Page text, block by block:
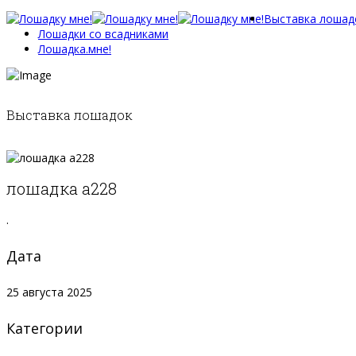
Выставка
Лошадки со всадниками
Лошадка.мне!
Выставка лошадок
лошадка а228
.
Дата
25 августа 2025
Категории